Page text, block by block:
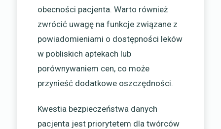
obecności pacjenta. Warto również
zwrócić uwagę na funkcje związane z
powiadomieniami o dostępności leków
w pobliskich aptekach lub
porównywaniem cen, co może
przynieść dodatkowe oszczędności.
Kwestia bezpieczeństwa danych
pacjenta jest priorytetem dla twórców